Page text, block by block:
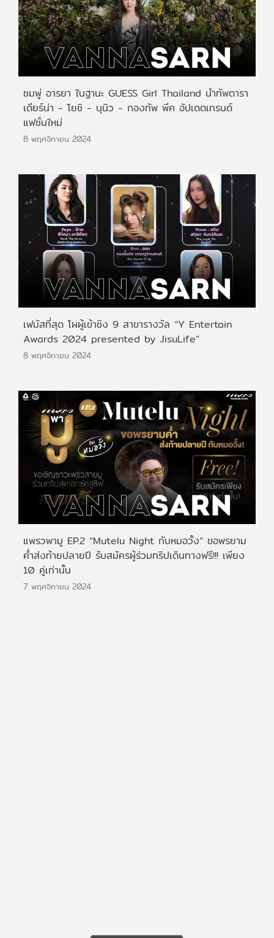
ชมพู่ อารยา ในฐานะ GUESS Girl Thailand นำทัพดารา
เดียร์น่า - โยชิ - นุนิว - กองทัพ พีค อัปเดตเทรนด์
แฟชั่นใหม่
8 พฤศจิกายน 2024
เฟมัสที่สุด โผผู้เข้าชิง 9 สาขารางวัล “Y Entertain
Awards 2024 presented by JisuLife”
8 พฤศจิกายน 2024
แพรวพามู EP.2 “Mutelu Night กับหมอวั้ง” ขอพรยาม
ค่ำส่งท้ายปลายปี รับสมัครผู้ร่วมทริปเดินทางฟรี!!! เพียง
10 คู่เท่านั้น
7 พฤศจิกายน 2024